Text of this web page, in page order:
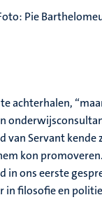
Pie
achterhalen,
Servant kende
kon
ons eerste
filosofie en